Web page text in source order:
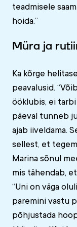
teadmisele
hoida.”
Müra ja
Ka kõrge
peavalusid.
ööklubis, ei
päeval tunneb
ajab iiveldama.
sellest, et
Marina sõnul
mis tähendab,
“Uni on väga
paremini vastu
põhjustada